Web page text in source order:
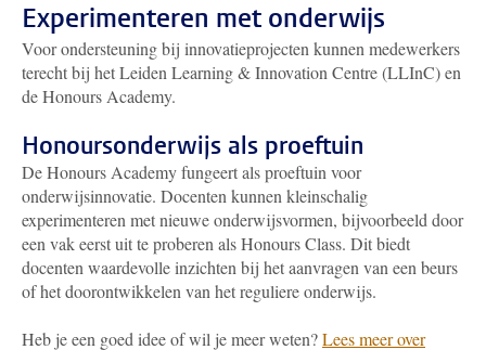
Experimenteren met onderwijs
Voor ondersteuning bij innovatieprojecten kunnen medewerkers
terecht bij het Leiden Learning & Innovation Centre (LLInC) en
de Honours Academy.
Honoursonderwijs als proeftuin
De Honours Academy fungeert als proeftuin voor
onderwijsinnovatie. Docenten kunnen kleinschalig
experimenteren met nieuwe onderwijsvormen, bijvoorbeeld door
een vak eerst uit te proberen als Honours Class. Dit biedt
docenten waardevolle inzichten bij het aanvragen van een beurs
of het doorontwikkelen van het reguliere onderwijs.
Heb je een goed idee of wil je meer weten?Lees meer over